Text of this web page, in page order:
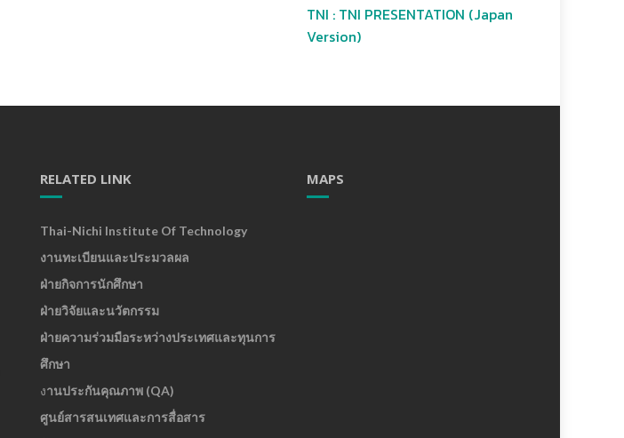
TNI : TNI PRESENTATION (Japan
Version)
RELATED LINK
Thai-Nichi Institute Of Technology
งานทะเบียนและประมวลผล
ฝ่ายกิจการนักศึกษา
ฝ่ายวิจัยและนวัตกรรม
ฝ่ายความร่วมมือระหว่างประเทศและทุนการ
ศึกษา
งานประกันคุณภาพ (QA)
ศูนย์สารสนเทศและการสื่อสาร
MAPS